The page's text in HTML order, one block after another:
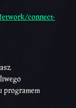
connect-
programem